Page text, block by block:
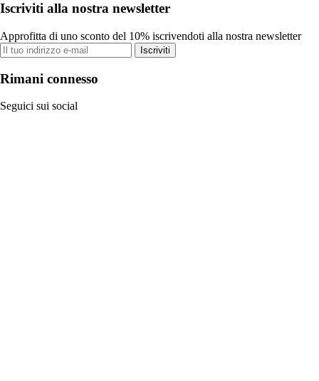
Iscriviti alla nostra newsletter
Approfitta di uno sconto del 10% iscrivendoti alla nostra newsletter
Iscriviti
Rimani connesso
Seguici sui social